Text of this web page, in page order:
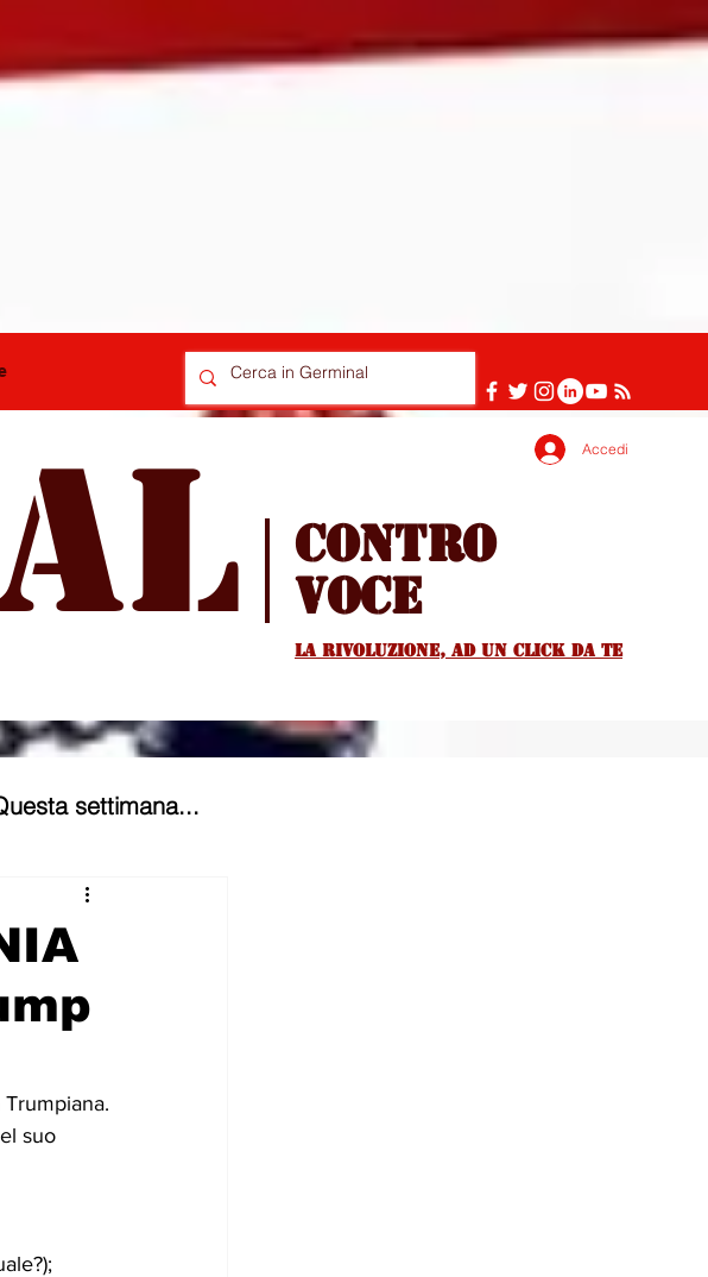
Accedi
Contro
voce
La rivoluzione, ad un Click da te
settimana...
Annunci
suo